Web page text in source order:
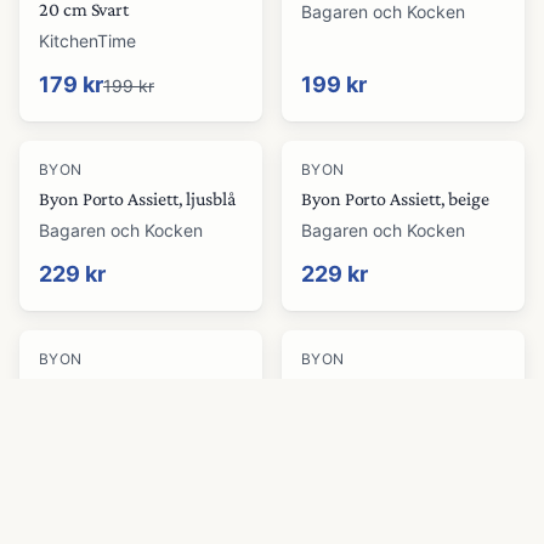
20 cm Svart
KitchenTime
179 kr199 kr
Bagaren och Kocken
199 kr
BYON
Byon Porto Assiett, ljusblå
Bagaren och Kocken
229 kr
BYON
Byon Porto Assiett, beige
Bagaren och Kocken
229 kr
BYON -21%
BYON